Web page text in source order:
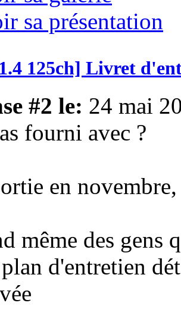
125ch] Livret
#2 le: 24 mai
fourni avec ?
en
même des
d'entretien